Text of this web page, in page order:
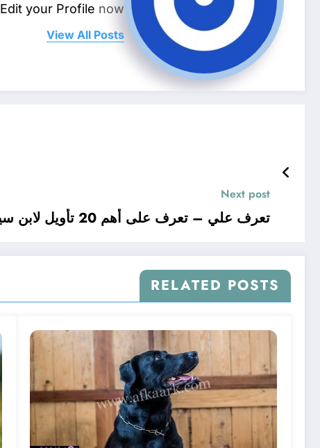
Edit your Profile now.
View All Posts
Next post
تعرف علي – تعرف على أهم 20 تأويل لابن سيرين عن رؤية الجوز في المنام – بالتفصيل
RELATED POSTS